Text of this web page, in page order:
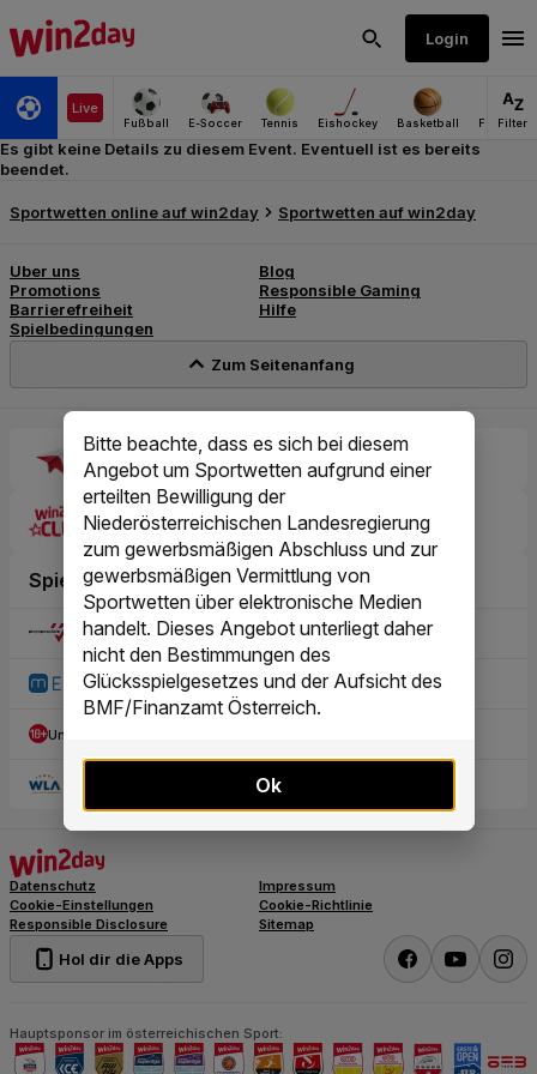
Bitte beachte, dass es sich bei diesem
Angebot um Sportwetten aufgrund einer
erteilten Bewilligung der
Niederösterreichischen Landesregierung
zum gewerbsmäßigen Abschluss und zur
gewerbsmäßigen Vermittlung von
Sportwetten über elektronische Medien
handelt. Dieses Angebot unterliegt daher
nicht den Bestimmungen des
Glücksspielgesetzes und der Aufsicht des
BMF/Finanzamt Österreich.
Ok
Es gibt keine Details zu diesem Event. Eventuell ist es bereits
beendet.